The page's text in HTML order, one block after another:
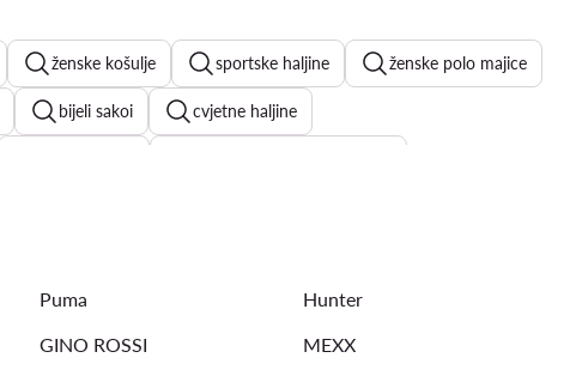
ženske košulje sportske haljine ženske polo majice
bijeli sakoi cvjetne haljine
Puma
Hunter
GINO ROSSI
MEXX